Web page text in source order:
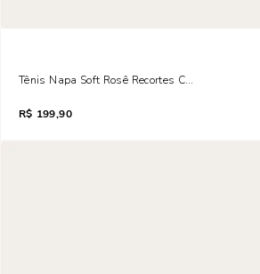
Tênis Napa Soft Rosê Recortes Camurça
R$ 199,90